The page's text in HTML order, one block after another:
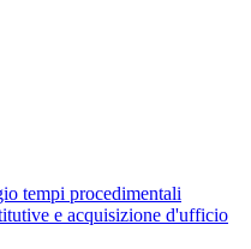
tempi procedimentali
e acquisizione d'ufficio